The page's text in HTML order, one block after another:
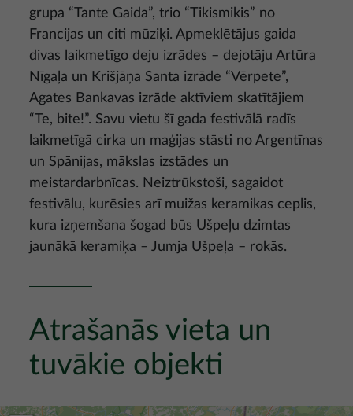
grupa “Tante Gaida”, trio “Tikismikis” no
Francijas un citi mūziķi. Apmeklētājus gaida
divas laikmetīgo deju izrādes – dejotāju Artūra
Nīgaļa un Krišjāņa Santa izrāde “Vērpete”,
Agates Bankavas izrāde aktīviem skatītājiem
“Te, bite!”. Savu vietu šī gada festivālā radīs
laikmetīgā cirka un maģijas stāsti no Argentīnas
un Spānijas, mākslas izstādes un
meistardarbnīcas. Neiztrūkstoši, sagaidot
festivālu, kurēsies arī muižas keramikas ceplis,
kura izņemšana šogad būs Ušpeļu dzimtas
jaunākā keramiķa – Jumja Ušpeļa – rokās.
Atrašanās vieta un
tuvākie objekti